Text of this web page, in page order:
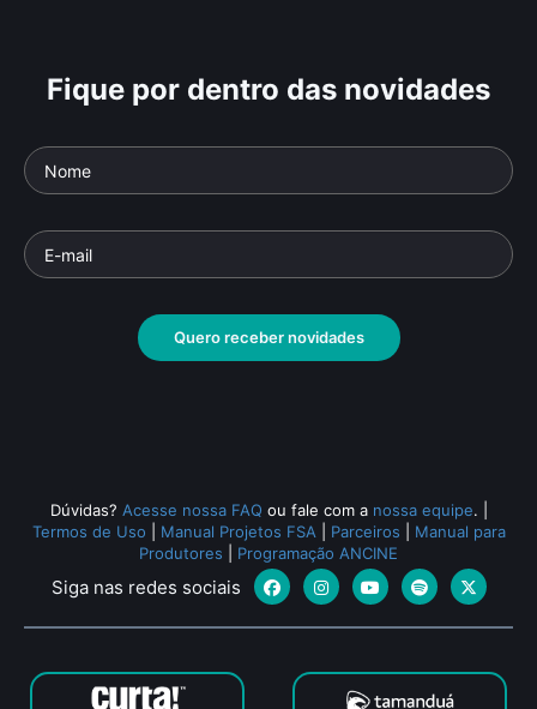
Fique por dentro das novidades
Quero receber novidades
Dúvidas? Acesse nossa FAQ ou fale com a nossa equipe.
Termos de Uso
Manual Projetos FSA Parceiros
Manual para
Produtores
Programação ANCINE
Siga nas redes sociais